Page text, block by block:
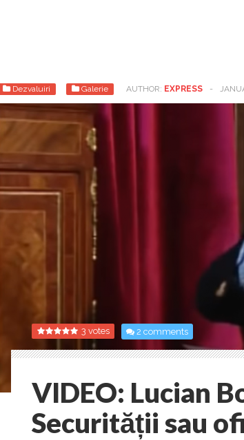
Dezvaluiri Galerie AUTHOR: EXPRESS -
3 votes 2 comments
VIDEO: Lucian
Securității sau